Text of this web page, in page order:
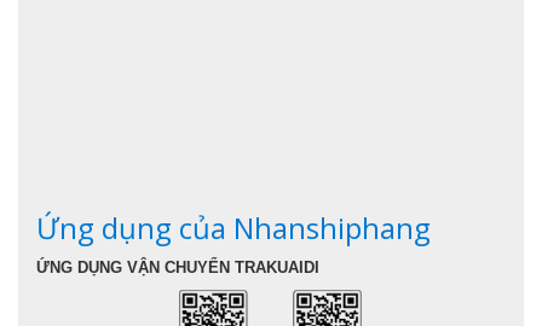
Ứng dụng của Nhanshiphang
ỨNG DỤNG VẬN CHUYỂN TRAKUAIDI